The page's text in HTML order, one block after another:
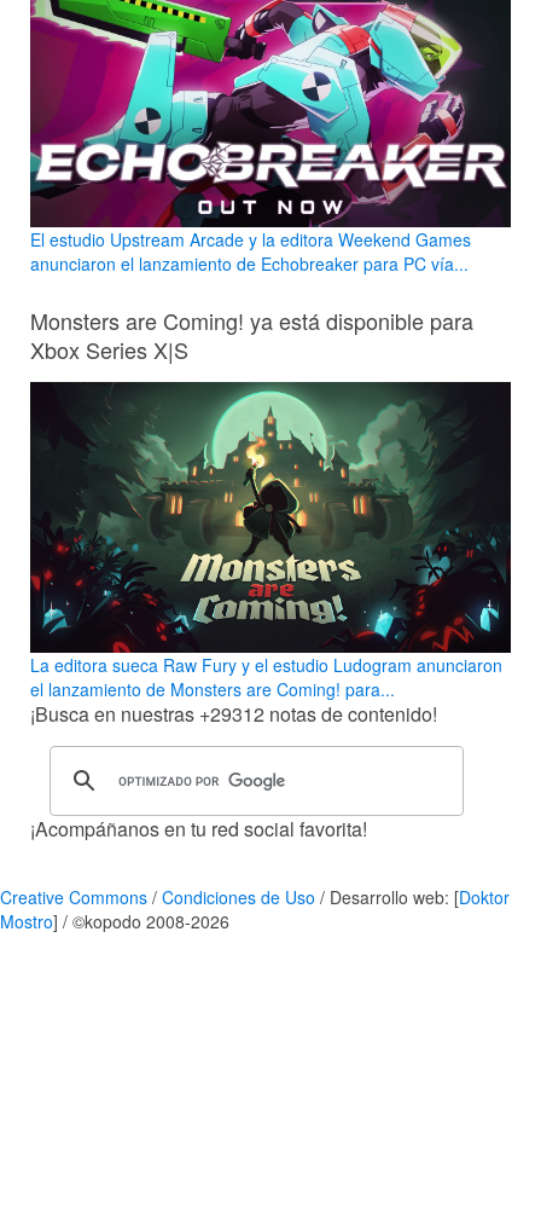
El estudio Upstream Arcade y la editora Weekend Games
anunciaron el lanzamiento de Echobreaker para PC vía...
Monsters are Coming! ya está disponible para
Xbox Series X|S
La editora sueca Raw Fury y el estudio Ludogram anunciaron
el lanzamiento de Monsters are Coming! para...
¡Busca en nuestras +29312 notas de contenido!
¡Acompáñanos en tu red social favorita!
Creative Commons / Condiciones de Uso / Desarrollo web: [Doktor
Mostro] / ©kopodo 2008-2026